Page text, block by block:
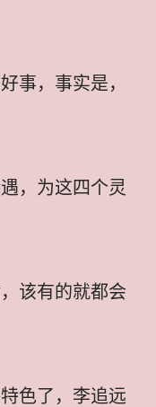
事，事实是，
，为这四个灵
该有的就都会
色了，李追远